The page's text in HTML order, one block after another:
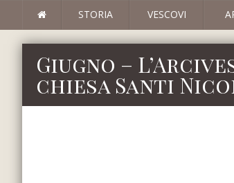
STORIA VESCOVI
Giugno –
chiesa Santi